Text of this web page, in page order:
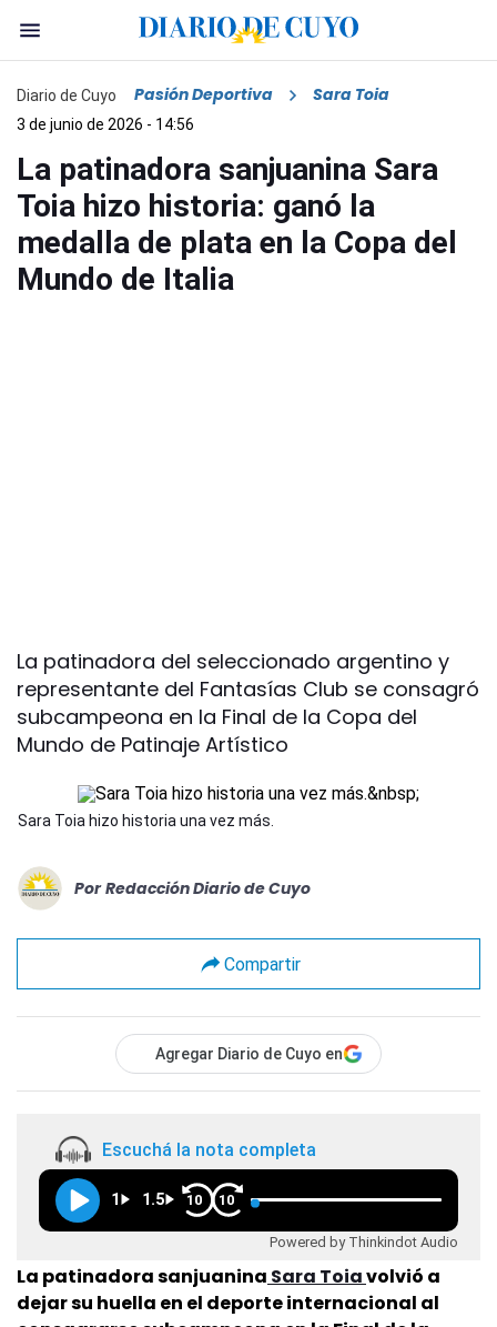
Diario de Cuyo Pasión Deportiva Sara Toia
3 de junio de 2026 - 14:56
La patinadora sanjuanina Sara
Toia hizo historia: ganó la
medalla de plata en la Copa del
Mundo de Italia
La patinadora del seleccionado argentino y
representante del Fantasías Club se consagró
subcampeona en la Final de la Copa del
Mundo de Patinaje Artístico
Sara Toia hizo historia una vez más.
Por Redacción Diario de Cuyo
Compartir
Agregar Diario de Cuyo en
Escuchá la nota completa
1 1.5 10 10
Powered by Thinkindot Audio
La patinadora sanjuanina Sara Toiavolvió a
dejar su huella en el deporte internacional al